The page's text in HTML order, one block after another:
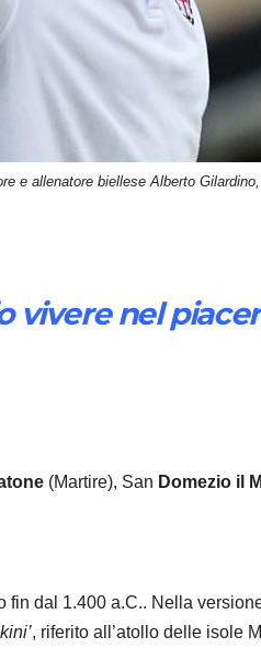
e allenatore biellese Alberto
vivere nel
(Martire), San Domezio il
fin dal 1.400 a.C.. Nella
, riferito all’atollo delle isole